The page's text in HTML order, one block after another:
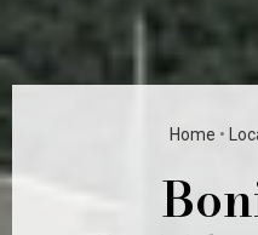
Home •